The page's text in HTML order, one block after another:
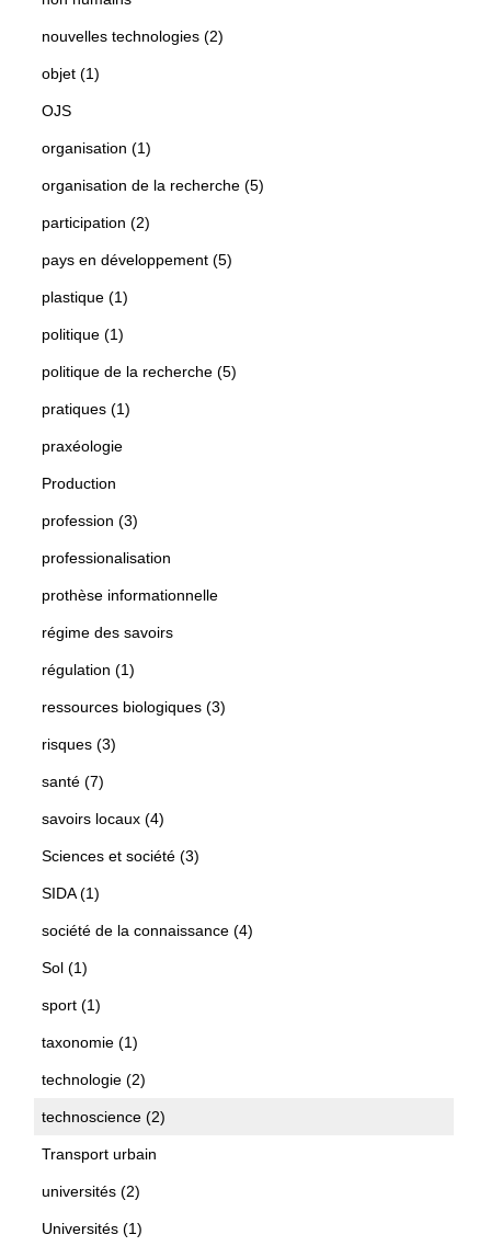
nouvelles technologies (2)
objet (1)
OJS
organisation (1)
organisation de la recherche (5)
participation (2)
pays en développement (5)
plastique (1)
politique (1)
politique de la recherche (5)
pratiques (1)
praxéologie
Production
profession (3)
professionalisation
prothèse informationnelle
régime des savoirs
régulation (1)
ressources biologiques (3)
risques (3)
santé (7)
savoirs locaux (4)
Sciences et société (3)
SIDA (1)
société de la connaissance (4)
Sol (1)
sport (1)
taxonomie (1)
technologie (2)
technoscience (2)
Transport urbain
universités (2)
Universités (1)